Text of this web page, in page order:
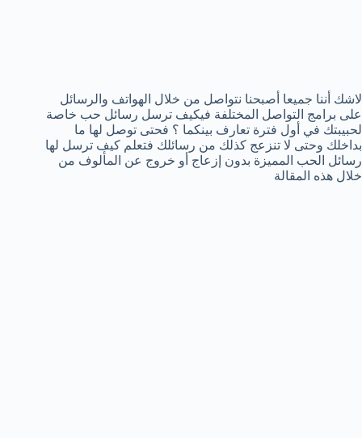
لاشك أننا جميعا أصبحنا نتواصل من خلال الهواتف والرسائل
على برامج التواصل المختلفة فيكيف ترسل رسائل حب خاصة
لحبيبتك في أول فترة تعارف بينكما ؟ فحتى توصل لها ما
بداخلك وحتى لا تنزعج كذلك من رسائلك فتعلم كيف ترسل لها
رسائل الحب المميزة بدون إزعاج أو خروج عن المألوف من
خلال هذه المقالة